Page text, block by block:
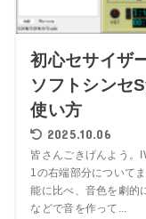
初心セサイザ
ソフトシンセ
使い方
2025.10.06
皆さんごきげんよう。
1の右端部分について
能に比べ、音色を劇的
などで音を作って...